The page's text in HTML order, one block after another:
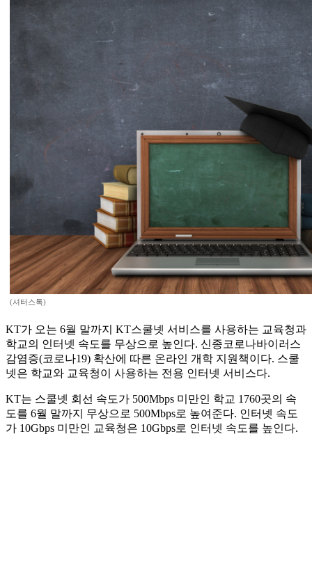
(셔터스톡)
KT가 오는 6월 말까지 KT스쿨넷 서비스를 사용하는 교육청과
학교의 인터넷 속도를 무상으로 높인다. 신종코로나바이러스
감염증(코로나19) 확산에 따른 온라인 개학 지원책이다. 스쿨
넷은 학교와 교육청이 사용하는 전용 인터넷 서비스다.
KT는 스쿨넷 회선 속도가 500Mbps 미만인 학교 1760곳의 속
도를 6월 말까지 무상으로 500Mbps로 높여준다. 인터넷 속도
가 10Gbps 미만인 교육청은 10Gbps로 인터넷 속도를 높인다.